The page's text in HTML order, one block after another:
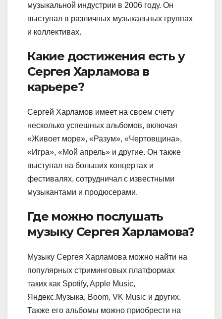
музыкальной индустрии в 2006 году. Он
выступал в различных музыкальных группах
и коллективах.
Какие достижения есть у
Сергея Харламова в
карьере?
Сергей Харламов имеет на своем счету
несколько успешных альбомов, включая
«Живоет море», «Разум», «Чертовщина»,
«Игра», «Мой апрель» и другие. Он также
выступал на больших концертах и
фестивалях, сотрудничал с известными
музыкантами и продюсерами.
Где можно послушать
музыку Сергея Харламова?
Музыку Сергея Харламова можно найти на
популярных стриминговых платформах
таких как Spotify, Apple Music,
Яндекс.Музыка, Boom, VK Music и других.
Также его альбомы можно приобрести на